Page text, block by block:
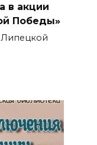
в акции
Победы»
Липецкой